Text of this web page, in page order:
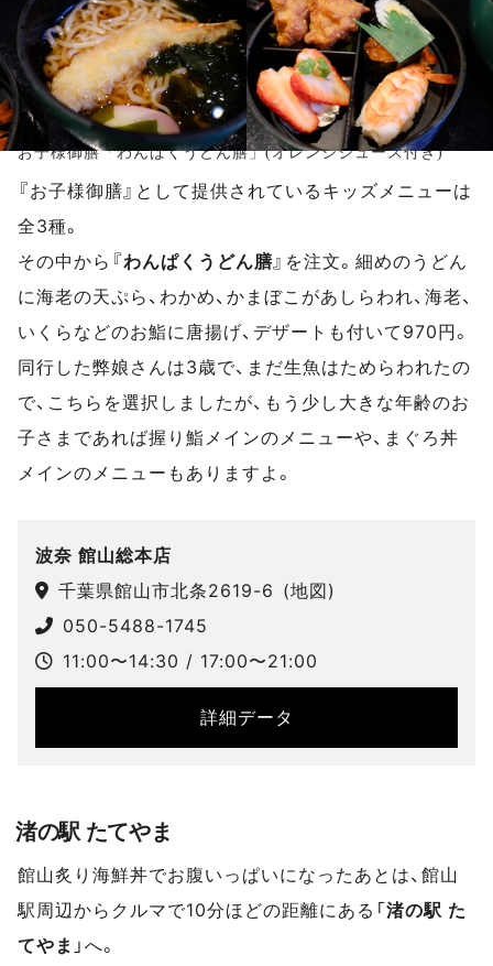
お子様御膳「わんぱくうどん膳」(オレンジジュース付き)
『お子様御膳』として提供されているキッズメニューは
全3種。
その中から『わんぱくうどん膳』を注文。細めのうどん
に海老の天ぷら、わかめ、かまぼこがあしらわれ、海老、
いくらなどのお鮨に唐揚げ、デザートも付いて970円。
同行した弊娘さんは3歳で、まだ生魚はためらわれたの
で、こちらを選択しましたが、もう少し大きな年齢のお
子さまであれば握り鮨メインのメニューや、まぐろ丼
メインのメニューもありますよ。
波奈 館山総本店
千葉県館山市北条2619-6 (地図)
050-5488-1745
11:00〜14:30 / 17:00〜21:00
詳細データ
渚の駅 たてやま
館山炙り海鮮丼でお腹いっぱいになったあとは、館山
駅周辺からクルマで10分ほどの距離にある「渚の駅 た
てやま 」へ。